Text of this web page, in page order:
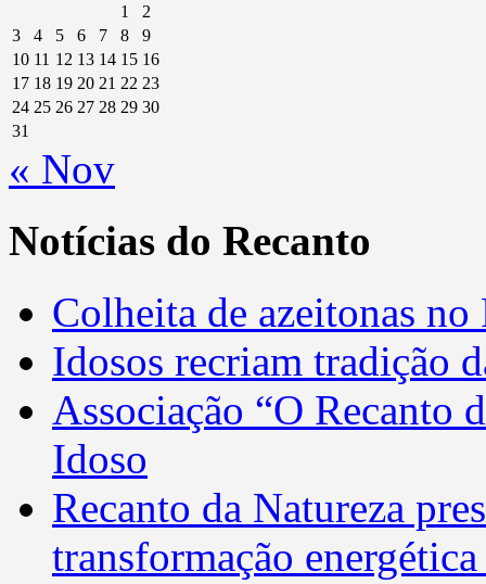
1
2
3
4 5 6 7 8
9
10 11 12 13 14 15 16
17 18 19 20 21 22 23
24 25 26 27 28 29 30
31
« Nov
Notícias do Recanto
Colheita de azeitonas no
Idosos recriam tradição
Associação “O Recanto
Idoso
Recanto da Natureza
transformação